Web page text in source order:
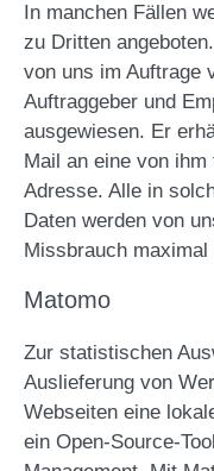
In manchen Fällen
zu Dritten
von uns im Auftrage
Auftraggeber und
ausgewiesen. Er
Mail an eine von
Adresse. Alle in
Daten werden von
Missbrauch maximal
Matomo
Zur statistischen
Auslieferung von
Webseiten eine
ein Open-Source-